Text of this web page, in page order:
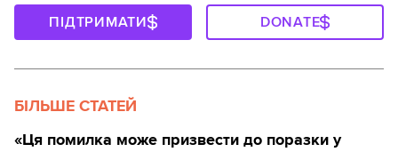
ПІДТРИМАТИ DONATE
БІЛЬШЕ СТАТЕЙ
«Ця помилка може призвести до поразки у